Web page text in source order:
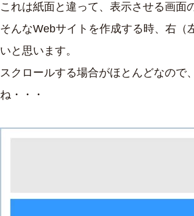
これは紙面と違って、表示させる画面
そんなWebサイトを作成する時、右（
いと思います。
スクロールする場合がほとんどなので
ね・・・